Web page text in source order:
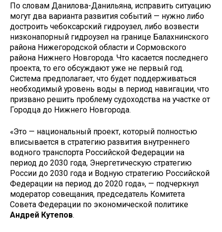
По словам Данилова-Данильяна, исправить ситуацию
могут два варианта развития событий — нужно либо
достроить чебоксарский гидроузел, либо возвести
низконапорный гидроузел на границе Балахнинского
района Нижегородской области и Сормовского
района Нижнего Новгорода. Что касается последнего
проекта, то его обсуждают уже не первый год.
Система предполагает, что будет поддерживаться
необходимый уровень воды в период навигации, что
призвано решить проблему судоходства на участке от
Городца до Нижнего Новгорода.
«Это — национальный проект, который полностью
вписывается в стратегию развития внутреннего
водного транспорта Российской Федерации на
период до 2030 года, Энергетическую стратегию
России до 2030 года и Водную стратегию Российской
Федерации на период до 2020 года», — подчеркнул
модератор совещания, председатель Комитета
Совета Федерации по экономической политике
Андрей Кутепов.